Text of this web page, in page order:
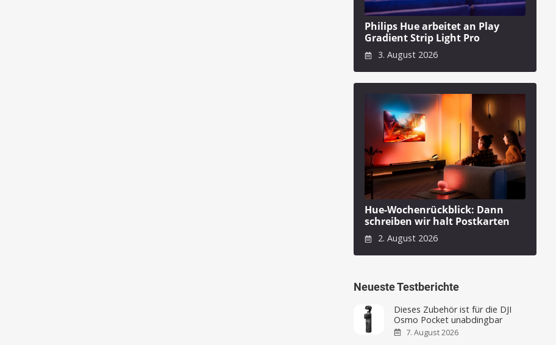
Philips Hue arbeitet an Play
Gradient Strip Light Pro
3. August 2026
Hue-Wochenrückblick: Dann
schreiben wir halt Postkarten
2. August 2026
Neueste Testberichte
Dieses Zubehör ist für die DJI
Osmo Pocket unabdingbar
7. August 2026